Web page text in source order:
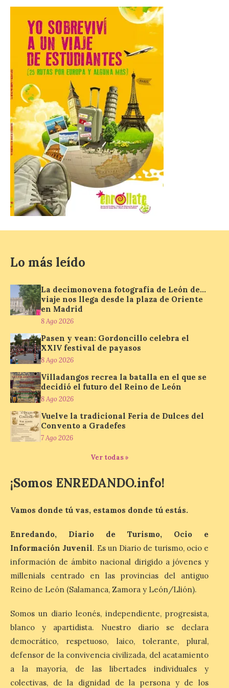
Bañeza designa a Arturo
Martínez Matilla como
pregonero de las Fiestas
2026. Tendrá lugar este
sábado 8 de agosto a las 21,00 horas en el
teatro municipal de La Bañeza. El
comunicador astorgano Arturo Martínez
Matilla, […]
La I Feria de la Cerveza
Artesana de Astorga
arranca con una gran
acogida del público
8 Ago 2026
La inauguración contó
con la presencia del
alcalde de Astorga, José
El Jamón de bellota 100 %
ibérico «Guillén» de
Guijuelo ha sido el
ganador al mejor jamón de
bellota ibérico
8 Ago 2026
El Ministerio de
Agricultura, Pesca y
Alimentación concede el
España a los mejores
jamones 2026. Jamón Serrano 24 – Monte
Nevado recibe el premio al mejor jamón
serrano u otras figuras de calidad
reconocidas. Se han presentado […]
ayuntamiento de
Cabrillanes (Babia) acogen
Arroyo en la colección del
ILC’
8 Ago 2026
La muestra, que podrá
próximo 4 de octubre,
plantea tanto los temas
que más preocupaban y
fascinaban a este autor de talla
internacional como las múltiples técnicas
que usó y sus sólidos vínculos con la
Montaña Occidental. […]
Lo más leído
La decimonovena fotografía de León de…
viaje nos llega desde la plaza de Oriente
en Madrid
8 Ago 2026
Pasen y vean: Gordoncillo celebra el
XXIV festival de payasos
8 Ago 2026
Villadangos recrea la batalla en el que se
decidió el futuro del Reino de León
8 Ago 2026
Vuelve la tradicional Feria de Dulces del
Convento a Gradefes
7 Ago 2026
Ver todas »
¡Somos ENREDANDO.info!
Vamos donde tú vas, estamos donde tú estás.
Enredando, Diario de Turismo, Ocio e
Información Juvenil. Es un Diario de turismo, ocio e
información de ámbito nacional dirigido a jóvenes y
millenials centrado en las provincias del antiguo
Reino de León (Salamanca, Zamora y León/Llión).
Somos un diario leonés, independiente, progresista,
blanco y apartidista. Nuestro diario se declara
democrático, respetuoso, laico, tolerante, plural,
defensor de la convivencia civilizada, del acatamiento
a la mayoría, de las libertades individuales y
colectivas, de la dignidad de la persona y de los